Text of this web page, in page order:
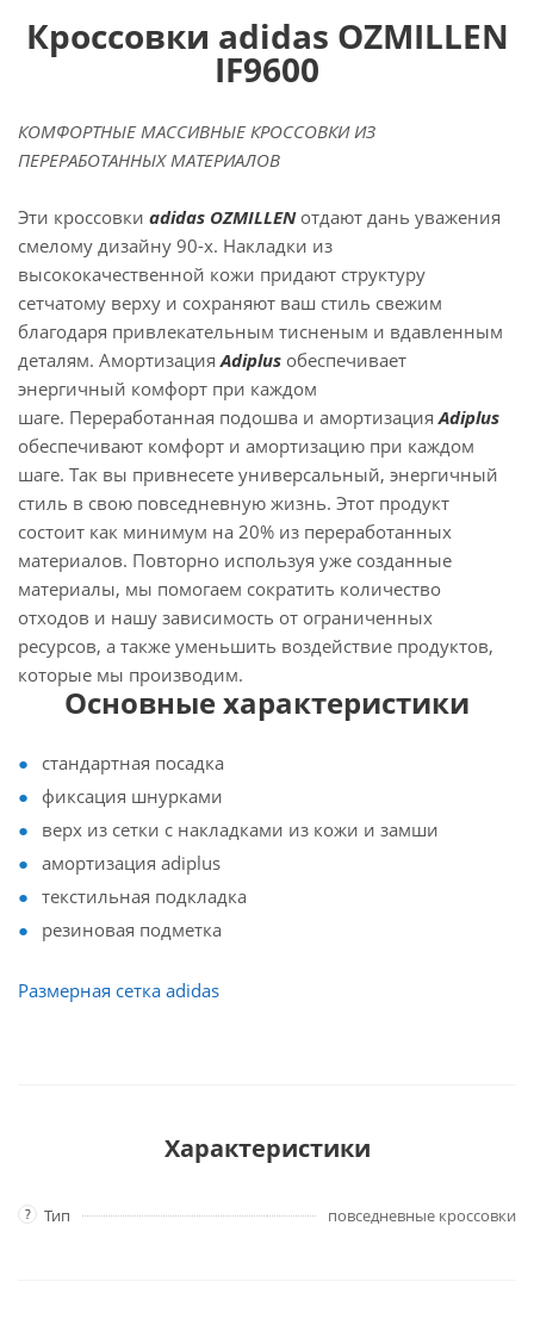
Кроссовки adidas OZMILLEN
IF9600
КОМФОРТНЫЕ МАССИВНЫЕ КРОССОВКИ ИЗ
ПЕРЕРАБОТАННЫХ МАТЕРИАЛОВ
Эти кроссовки adidas OZMILLENотдают дань уважения
смелому дизайну 90-х. Накладки из
высококачественной кожи придают структуру
сетчатому верху и сохраняют ваш стиль свежим
благодаря привлекательным тисненым и вдавленным
деталям. АмортизацияAdiplus обеспечивает
энергичный комфорт при каждом
шаге. Переработанная подошва и амортизацияAdiplus
обеспечивают комфорт и амортизацию при каждом
шаге. Так вы привнесете универсальный, энергичный
стиль в свою повседневную жизнь. Этот продукт
состоит как минимум на 20% из переработанных
материалов. Повторно используя уже созданные
материалы, мы помогаем сократить количество
отходов и нашу зависимость от ограниченных
ресурсов, а также уменьшить воздействие продуктов,
которые мы производим.
Основные характеристики
стандартная посадка
фиксация шнурками
верх из сетки с накладками из кожи и замши
амортизация adiplus
текстильная подкладка
резиновая подметка
Размерная сетка adidas
Характеристики
? Тип повседневные кроссовки